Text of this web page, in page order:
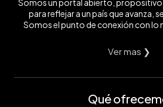
Somos un portal abierto,
para reflejar a un país que avanza,
Somos el punto de conexión con lo
Ver mas ❯
Qué